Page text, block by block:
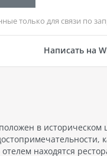
только для связи по
Написать на
в
находятся